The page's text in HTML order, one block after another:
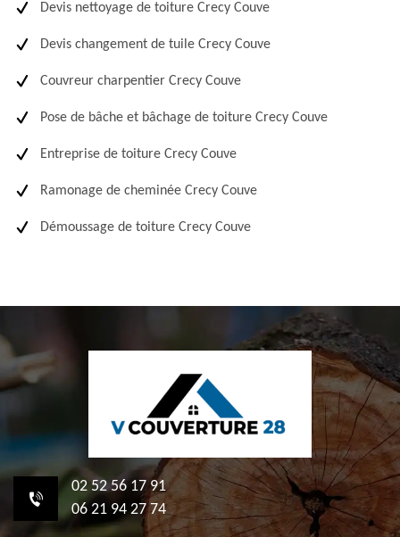
Devis nettoyage de toiture Crecy Couve
Devis changement de tuile Crecy Couve
Couvreur charpentier Crecy Couve
Pose de bâche et bâchage de toiture Crecy Couve
Entreprise de toiture Crecy Couve
Ramonage de cheminée Crecy Couve
Démoussage de toiture Crecy Couve
02 52 56 17 91
06 21 94 27 74